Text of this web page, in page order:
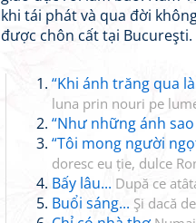
khi tái phát và qua đời
được chôn cất tại Bucureşti.
“Khi ánh trăng qua
luna prin nouri pe
“Như những ánh
“Tôi mong người
doresc eu ție, dulce
Bấy lâu... După ce
Buổi sáng... Şi dacă